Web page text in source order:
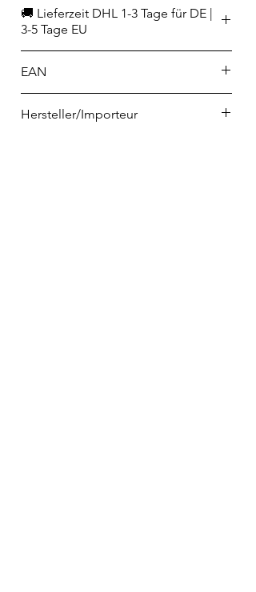
🚚 Lieferzeit DHL 1-3 Tage für DE |
3-5 Tage EU
EAN
Hersteller/Importeur